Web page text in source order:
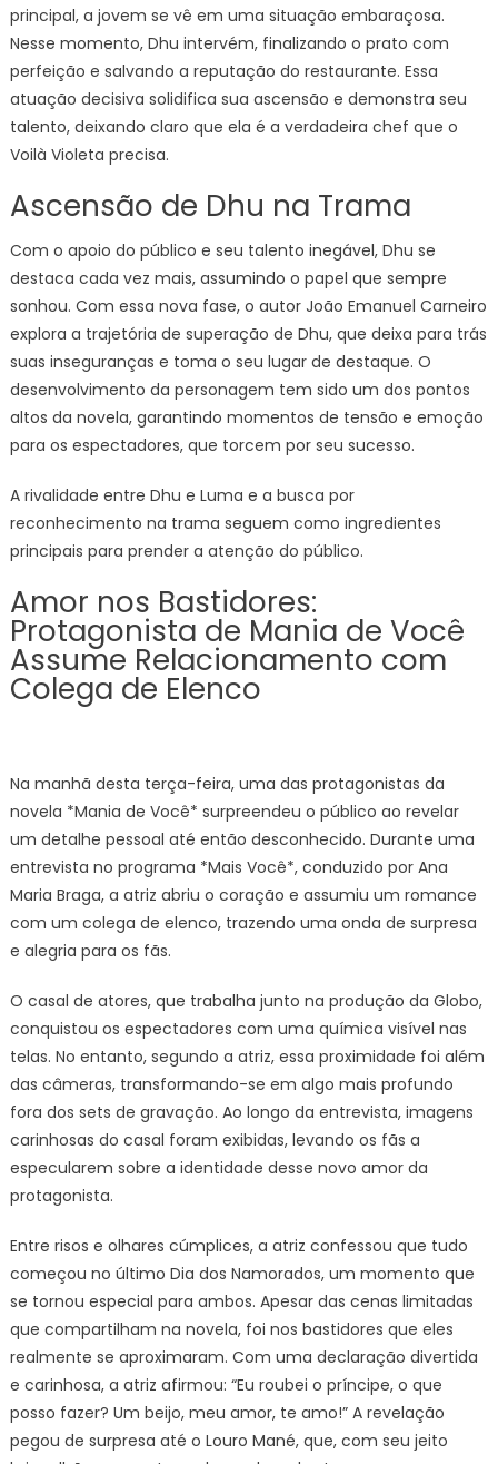
principal, a jovem se vê em uma situação embaraçosa.
Nesse momento, Dhu intervém, finalizando o prato com
perfeição e salvando a reputação do restaurante. Essa
atuação decisiva solidifica sua ascensão e demonstra seu
talento, deixando claro que ela é a verdadeira chef que o
Voilà Violeta precisa.
Ascensão de Dhu na Trama
Com o apoio do público e seu talento inegável, Dhu se
destaca cada vez mais, assumindo o papel que sempre
sonhou. Com essa nova fase, o autor João Emanuel Carneiro
explora a trajetória de superação de Dhu, que deixa para trás
suas inseguranças e toma o seu lugar de destaque. O
desenvolvimento da personagem tem sido um dos pontos
altos da novela, garantindo momentos de tensão e emoção
para os espectadores, que torcem por seu sucesso.
A rivalidade entre Dhu e Luma e a busca por
reconhecimento na trama seguem como ingredientes
principais para prender a atenção do público.
Amor nos Bastidores:
Protagonista de Mania de Você
Assume Relacionamento com
Colega de Elenco
Na manhã desta terça-feira, uma das protagonistas da
novela *Mania de Você* surpreendeu o público ao revelar
um detalhe pessoal até então desconhecido. Durante uma
entrevista no programa *Mais Você*, conduzido por Ana
Maria Braga, a atriz abriu o coração e assumiu um romance
com um colega de elenco, trazendo uma onda de surpresa
e alegria para os fãs.
O casal de atores, que trabalha junto na produção da Globo,
conquistou os espectadores com uma química visível nas
telas. No entanto, segundo a atriz, essa proximidade foi além
das câmeras, transformando-se em algo mais profundo
fora dos sets de gravação. Ao longo da entrevista, imagens
carinhosas do casal foram exibidas, levando os fãs a
especularem sobre a identidade desse novo amor da
protagonista.
Entre risos e olhares cúmplices, a atriz confessou que tudo
começou no último Dia dos Namorados, um momento que
se tornou especial para ambos. Apesar das cenas limitadas
que compartilham na novela, foi nos bastidores que eles
realmente se aproximaram. Com uma declaração divertida
e carinhosa, a atriz afirmou: “Eu roubei o príncipe, o que
posso fazer? Um beijo, meu amor, te amo!” A revelação
pegou de surpresa até o Louro Mané, que, com seu jeito